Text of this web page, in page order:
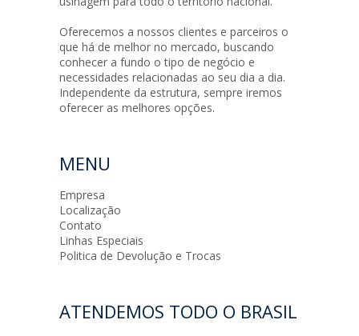
Oferecemos a nossos clientes e parceiros o
que há de melhor no mercado, buscando
conhecer a fundo o tipo de negócio e
necessidades relacionadas ao seu dia a dia.
Independente da estrutura, sempre iremos
oferecer as melhores opções.
MENU
Empresa
Localização
Contato
Linhas Especiais
Politica de Devolução e Trocas
ATENDEMOS TODO O BRASIL